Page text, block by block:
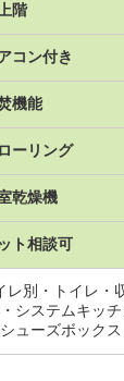
階
コン付き
機能
ーリング
乾燥機
ト相談可
レ別・トイレ
システムキッ
ューズボック